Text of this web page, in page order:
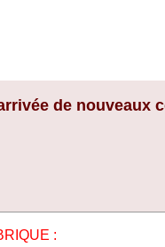
de nouveaux
: